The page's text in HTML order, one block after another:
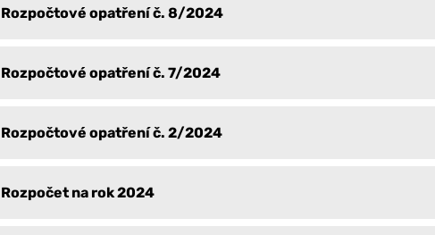
Rozpočtové opatření č. 8/2024
Rozpočtové opatření č. 7/2024
Rozpočtové opatření č. 2/2024
Rozpočet na rok 2024